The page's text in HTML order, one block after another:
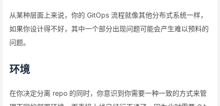
从某种层面上来说，你的 GitOps 流程就像其他分布式系统一样，
如果你设计得不好，其中一个部分出现问题可能会产生难以预料的
问题。
环境
在你决定分离 repo 的同时，你意识到你需要一种一致的方式来管